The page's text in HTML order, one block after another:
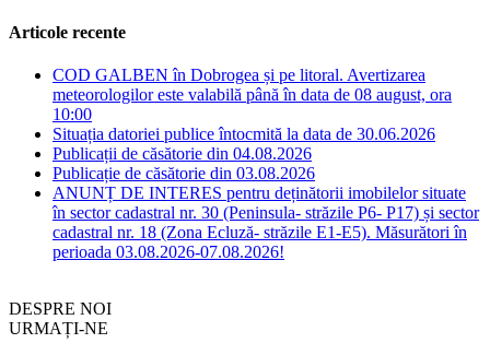
Articole recente
COD GALBEN în Dobrogea și pe litoral. Avertizarea
meteorologilor este valabilă până în data de 08 august, ora
10:00
Situația datoriei publice întocmită la data de 30.06.2026
Publicații de căsătorie din 04.08.2026
Publicație de căsătorie din 03.08.2026
ANUNȚ DE INTERES pentru deținătorii imobilelor situate
în sector cadastral nr. 30 (Peninsula- străzile P6- P17) și sector
cadastral nr. 18 (Zona Ecluză- străzile E1-E5). Măsurători în
perioada 03.08.2026-07.08.2026!
DESPRE NOI
URMAȚI-NE